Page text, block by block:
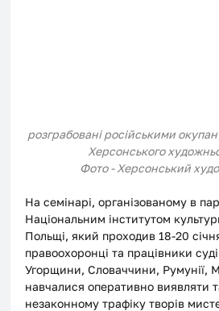
розграбовані російськими
Херсонського
Фото - Херсонський
На семінарі, організованому в
Національним інститутом
Польщі, який проходив 18-20
правоохоронці та працівники
Угорщини, Словаччини, Румунії,
навчалися оперативно виявляти
незаконному трафіку творів